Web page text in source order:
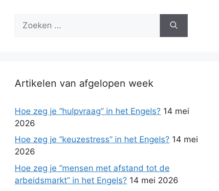
naar:
Artikelen van afgelopen week
Hoe zeg je “hulpvraag” in het Engels? 14 mei
2026
Hoe zeg je “keuzestress” in het Engels? 14 mei
2026
Hoe zeg je “mensen met afstand tot de
arbeidsmarkt” in het Engels? 14 mei 2026